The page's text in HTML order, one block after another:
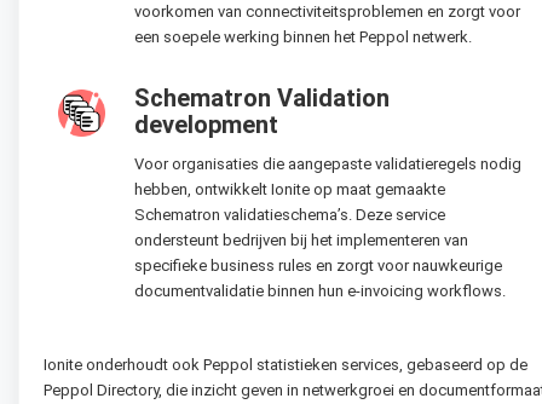
voorkomen van connectiviteitsproblemen en zorgt voor
een soepele werking binnen het Peppol netwerk.
Schematron Validation
development
Voor organisaties die aangepaste validatieregels nodig
hebben, ontwikkelt Ionite op maat gemaakte
Schematron validatieschema’s. Deze service
ondersteunt bedrijven bij het implementeren van
specifieke business rules en zorgt voor nauwkeurige
documentvalidatie binnen hun e-invoicing workflows.
Ionite onderhoudt ook Peppol statistieken services, gebaseerd op de
Peppol Directory, die inzicht geven in netwerkgroei en